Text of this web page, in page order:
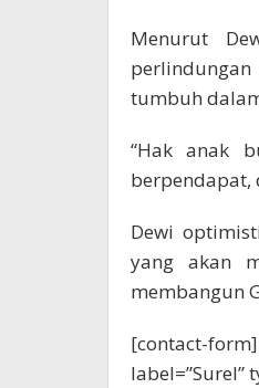
‎Menurut
tumbuh
‎“Hak anak
berpendapat,
‎Dewi
yang akan
membangun
[contact-
label=”Surel”